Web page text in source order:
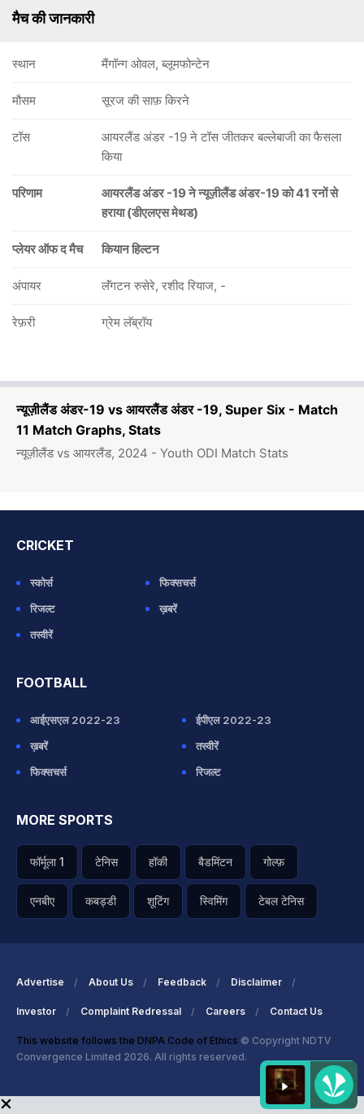
न्यूज़ीलैंड अंडर-19 vs आयरलैंड अंडर -19, Super Six - Match
11 Match Graphs, Stats
न्यूज़ीलैंड vs आयरलैंड, 2024 - Youth ODI Match Stats
मैच की जानकारी
स्थान मैंगॉन्ग ओवल, ब्लूमफोन्टेन
मौसम सूरज की साफ़ किरने
टॉस
आयरलैंड अंडर -19 ने टॉस जीतकर बल्लेबाजी का फैसला
किया
परिणाम
आयरलैंड अंडर -19 ने न्यूज़ीलैंड अंडर-19 को 41 रनों से
हराया (डीएलएस मेथड)
प्लेयर ऑफ द मैच कियान हिल्टन
अंपायर लॅंगटन रुसेरे, रशीद रियाज, -
रेफ़री ग्रेम लॅब्रॉय
CRICKET
स्कोर्स
फिक्सचर्स
रिजल्ट
ख़बरें
तस्वीरें
FOOTBALL
आईएसएल 2022-23
ईपीएल 2022-23
ख़बरें
तस्वीरें
फिक्सचर्स
रिजल्ट
MORE SPORTS
फॉर्मूला 1 टेनिस हॉकी बैडमिंटन गोल्फ़
एनबीए कबड्डी शूटिंग स्विमिंग टेबल टेनिस
Advertise About Us Feedback Disclaimer
Investor Complaint Redressal Careers Contact Us
This website follows the DNPA Code of Ethics © Copyright NDTV
Convergence Limited 2026. All rights reserved.